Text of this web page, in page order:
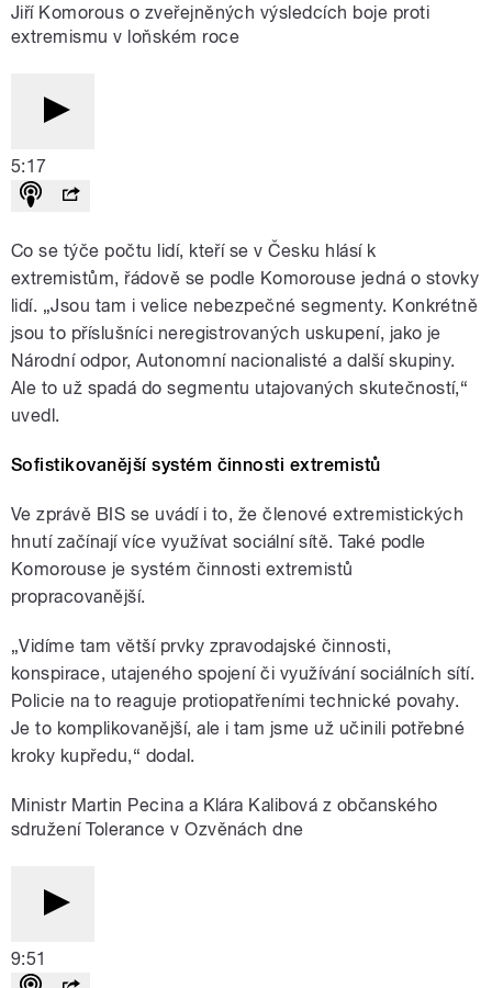
Jiří Komorous o zveřejněných výsledcích boje proti
extremismu v loňském roce
5:17
Co se týče počtu lidí, kteří se v Česku hlásí k
extremistům, řádově se podle Komorouse jedná o stovky
lidí. „Jsou tam i velice nebezpečné segmenty. Konkrétně
jsou to příslušníci neregistrovaných uskupení, jako je
Národní odpor, Autonomní nacionalisté a další skupiny.
Ale to už spadá do segmentu utajovaných skutečností,“
uvedl.
Sofistikovanější systém činnosti extremistů
Ve zprávě BIS se uvádí i to, že členové extremistických
hnutí začínají více využívat sociální sítě. Také podle
Komorouse je systém činnosti extremistů
propracovanější.
„Vidíme tam větší prvky zpravodajské činnosti,
konspirace, utajeného spojení či využívání sociálních sítí.
Policie na to reaguje protiopatřeními technické povahy.
Je to komplikovanější, ale i tam jsme už učinili potřebné
kroky kupředu,“ dodal.
Ministr Martin Pecina a Klára Kalibová z občanského
sdružení Tolerance v Ozvěnách dne
9:51